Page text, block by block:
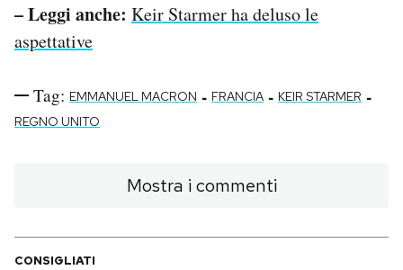
– Leggi anche: Keir Starmer ha deluso le
aspettative
Tag: EMMANUEL MACRON - FRANCIA - KEIR STARMER -
REGNO UNITO
Mostra i commenti
CONSIGLIATI